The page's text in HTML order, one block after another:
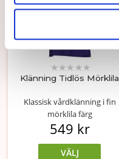
Klänning Tidlös Mörklila
★★★ ★★
Klassisk vårdklänning i fin
mörklila färg
549 kr
VÄLJ